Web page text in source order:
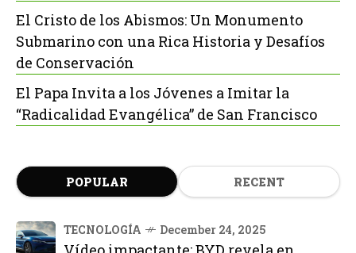
El Cristo de los Abismos: Un Monumento
Submarino con una Rica Historia y Desafíos
de Conservación
El Papa Invita a los Jóvenes a Imitar la
“Radicalidad Evangélica” de San Francisco
POPULAR RECENT
TECNOLOGÍA December 24, 2025